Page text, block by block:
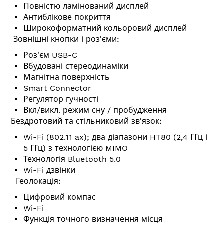
Повністю ламінований дисплей
Антиблікове покриття
Широкоформатний кольоровий дисплей
Зовнішні кнопки і роз'єми:
Роз'єм USB-C
Вбудовані стереодинаміки
Магнітна поверхність
Smart Connector
Регулятор гучності
Вкл/викл. режим сну / пробудження
Бездротовий та стільниковий зв'язок:
Wi-Fi (802.11 ax); два діапазони HT80 (2,4 ГГц і
5 ГГц) з технологією MIMO
Технологія Bluetooth 5.0
Wi-Fi дзвінки
Геолокація:
Цифровий компас
Wi-Fi
Функція точного визначення місця